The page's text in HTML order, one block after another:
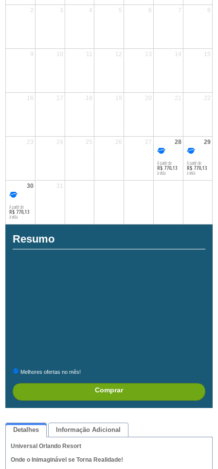
2 3 4 5 6 7 8
9 10 11 12 13 14 15
16 17 18 19 20 21 22
23 24 25 26 27 28
A partir de
R$ 770,13
à vista
29
A partir de
R$ 770,13
à vista
30
A partir de
R$ 770,13
à vista
31
Resumo
Melhores ofertas no mês!
Comprar
Detalhes Informação Adicional
Queremos Saber Sua Opinião
Universal Orlando Resort
Onde o Inimaginável se Torna Realidade!